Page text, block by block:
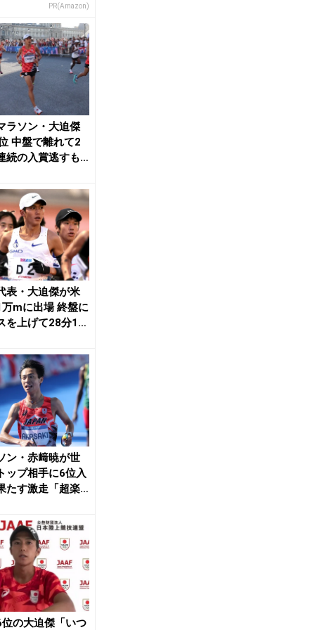
PR(Amazon)
ラソン・大迫傑
中盤で離れて2
続の入賞逃すも
表・大迫傑が米
mに出場 終盤に
を上げて28分16
ン・赤﨑暁が世
ップ相手に6位入
たす激走「超楽
の大迫傑「いつ